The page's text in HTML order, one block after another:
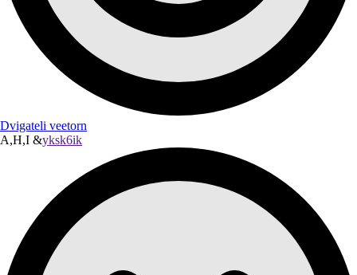
Dvigateli veetorn
A,H,I &yksk6ik